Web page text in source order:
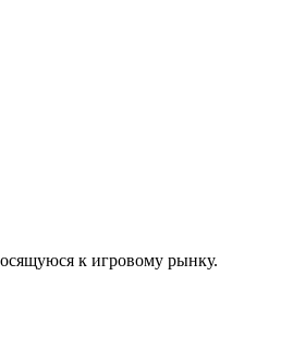
к игровому рынку.